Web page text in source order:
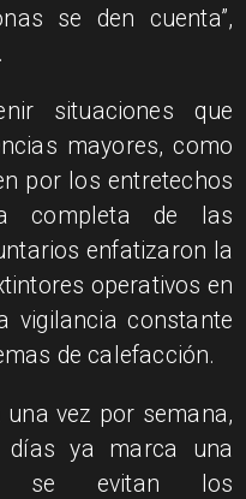
se den cuenta”,
situaciones que
mayores, como
por los entretechos
completa de las
enfatizaron la
operativos en
vigilancia constante
de calefacción.
vez por semana,
ya marca una
se evitan los